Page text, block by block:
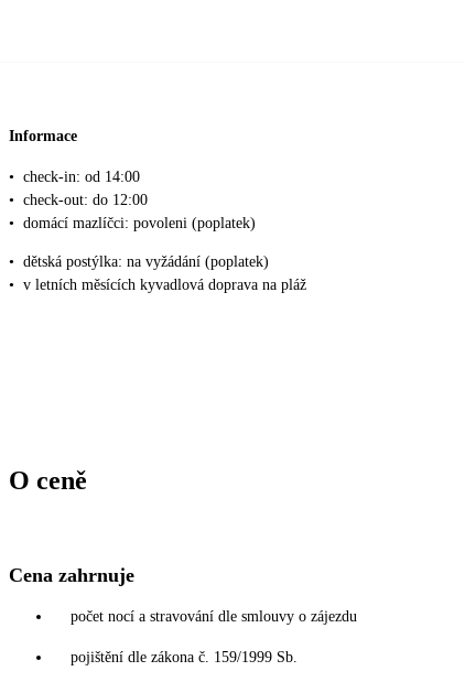
Informace
• check-in: od 14:00
• check-out: do 12:00
• domácí mazlíčci: povoleni (poplatek)
• dětská postýlka: na vyžádání (poplatek)
• v letních měsících kyvadlová doprava na pláž
O ceně
Cena zahrnuje
počet nocí a stravování dle smlouvy o zájezdu
pojištění dle zákona č. 159/1999 Sb.